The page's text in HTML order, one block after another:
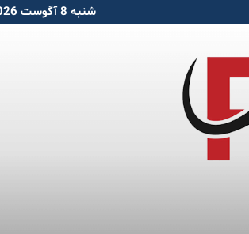
شنبه 8 آگوست 2026